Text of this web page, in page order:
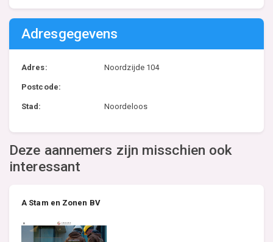
Adresgegevens
Adres: Noordzijde 104
Postcode:
Stad: Noordeloos
Deze aannemers zijn misschien ook
interessant
A Stam en Zonen BV